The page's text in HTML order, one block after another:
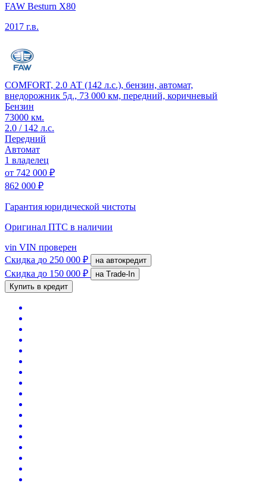
FAW Besturn X80
2017 г.в.
COMFORT, 2.0 АТ (142 л.с.), бензин, автомат,
внедорожник 5д., 73 000 км, передний, коричневый
Бензин
73000 км.
2.0 / 142 л.с.
Передний
Автомат
1 владелец
от 742 000 ₽
862 000 ₽
Гарантия юридической чистоты
Оригинал ПТС в наличии
vin VIN проверен
Скидка до 250 000 ₽ на автокредит
Скидка до 150 000 ₽
на Trade-In
Купить в кредит